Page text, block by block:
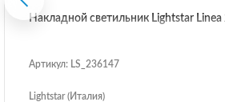
Накладной светильник Lightstar Linea
Артикул: LS_236147
Lightstar (Италия)